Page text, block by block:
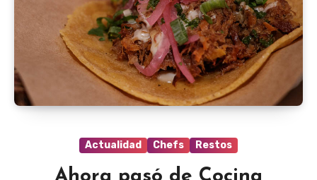
Actualidad Chefs Restos